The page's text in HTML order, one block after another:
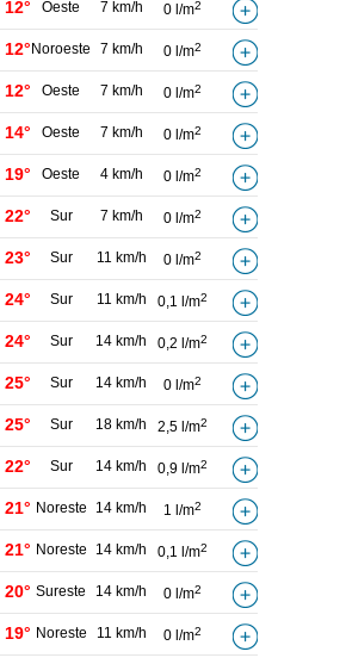
12° Oeste 7 km/h 0 l/m2
12° Noroeste 7 km/h 0 l/m2
12° Oeste 7 km/h 0 l/m2
14° Oeste 7 km/h 0 l/m2
19° Oeste 4 km/h 0 l/m2
22° Sur 7 km/h 0 l/m2
23° Sur 11 km/h 0 l/m2
24° Sur 11 km/h 0,1 l/m2
24° Sur 14 km/h 0,2 l/m2
25° Sur 14 km/h 0 l/m2
25° Sur 18 km/h 2,5 l/m2
22° Sur 14 km/h 0,9 l/m2
21° Noreste 14 km/h 1 l/m2
21° Noreste 14 km/h 0,1 l/m2
20° Sureste 14 km/h 0 l/m2
19° Noreste 11 km/h 0 l/m2